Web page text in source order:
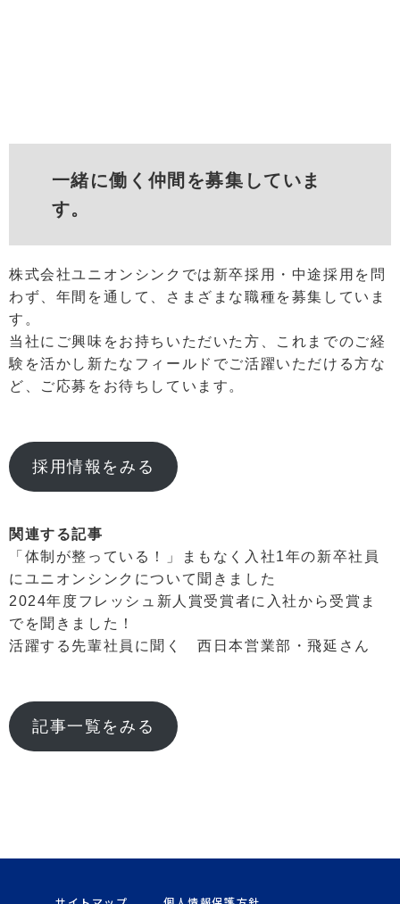
一緒に働く仲間を募集していま
す。
株式会社ユニオンシンクでは新卒採用・中途採用を問
わず、年間を通して、さまざまな職種を募集していま
す。
当社にご興味をお持ちいただいた方、これまでのご経
験を活かし新たなフィールドでご活躍いただける方な
ど、ご応募をお待ちしています。
採用情報をみる
関連する記事
「体制が整っている！」まもなく入社1年の新卒社員
にユニオンシンクについて聞きました
2024年度フレッシュ新人賞受賞者に入社から受賞ま
でを聞きました！
活躍する先輩社員に聞く 西日本営業部・飛延さん
記事一覧をみる